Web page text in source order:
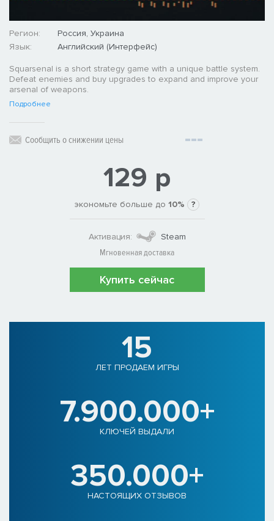
Регион:
Россия, Украина
Язык:
Английский (Интерфейс)
Squarsenal is a short strategy game with a unique battle system.
Defeat enemies and buy upgrades to expand and improve your
arsenal of weapons.
Подробнее
Сообщить о снижении цены
129 р
экономьте больше до 10% ?
Активация:
Steam
Мгновенная доставка
Купить сейчас
15
ЛЕТ ПРОДАЕМ ИГРЫ
7.900.000+
КЛЮЧЕЙ ВЫДАЛИ
350.000+
НАСТОЯЩИХ ОТЗЫВОВ